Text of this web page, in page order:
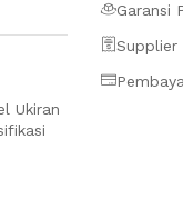
Ukiran
Garansi